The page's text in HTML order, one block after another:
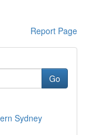
Report Page
Go
Sydney